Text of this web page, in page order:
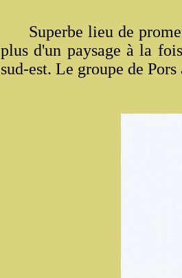
Superbe lieu de
plus d'un paysage à la
sud-est. Le groupe de